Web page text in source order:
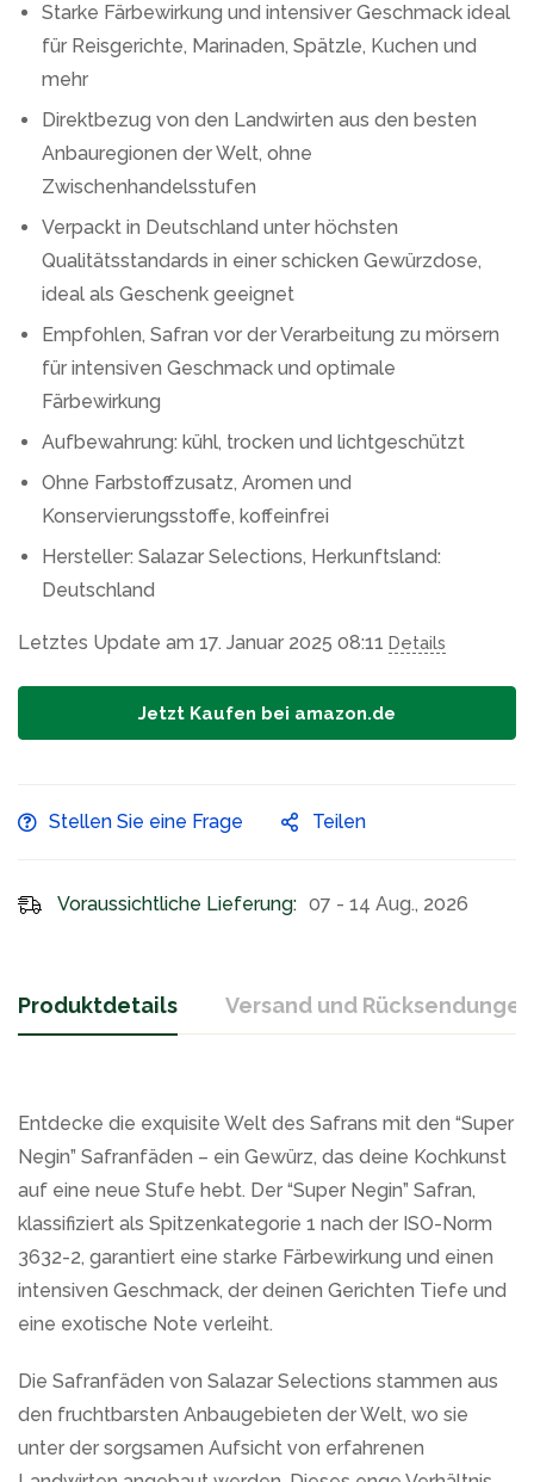
Starke Färbewirkung und intensiver Geschmack ideal
für Reisgerichte, Marinaden, Spätzle, Kuchen und
mehr
Direktbezug von den Landwirten aus den besten
Anbauregionen der Welt, ohne
Zwischenhandelsstufen
Verpackt in Deutschland unter höchsten
Qualitätsstandards in einer schicken Gewürzdose,
ideal als Geschenk geeignet
Empfohlen, Safran vor der Verarbeitung zu mörsern
für intensiven Geschmack und optimale
Färbewirkung
Aufbewahrung: kühl, trocken und lichtgeschützt
Ohne Farbstoffzusatz, Aromen und
Konservierungsstoffe, koffeinfrei
Hersteller: Salazar Selections, Herkunftsland:
Deutschland
Letztes Update am 17. Januar 2025 08:11 Details
Jetzt Kaufen bei amazon.de
Stellen Sie eine Frage Teilen
Voraussichtliche Lieferung: 07 - 14 Aug., 2026
Produktdetails Versand und Rücksendungen
Entdecke die exquisite Welt des Safrans mit den “Super
Negin” Safranfäden – ein Gewürz, das deine Kochkunst
auf eine neue Stufe hebt. Der “Super Negin” Safran,
klassifiziert als Spitzenkategorie 1 nach der ISO-Norm
3632-2, garantiert eine starke Färbewirkung und einen
intensiven Geschmack, der deinen Gerichten Tiefe und
eine exotische Note verleiht.
Die Safranfäden von Salazar Selections stammen aus
den fruchtbarsten Anbaugebieten der Welt, wo sie
unter der sorgsamen Aufsicht von erfahrenen